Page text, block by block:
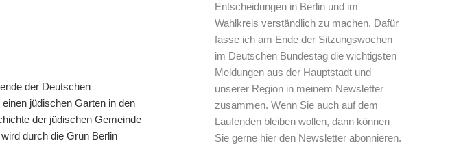
der Deutschen
jüdischen Garten in den
der jüdischen Gemeinde
durch die Grün Berlin
Entscheidungen in Berlin und im
Wahlkreis verständlich zu machen. Dafür
fasse ich am Ende der Sitzungswochen
im Deutschen Bundestag die wichtigsten
Meldungen aus der Hauptstadt und
unserer Region in meinem Newsletter
zusammen. Wenn Sie auch auf dem
Laufenden bleiben wollen, dann können
Sie gerne hier den Newsletter abonnieren.